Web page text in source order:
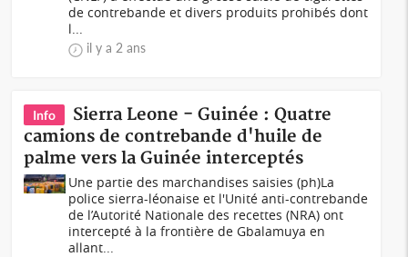
de contrebande et divers produits prohibés dont
l...
il y a 2 ans
Info
Sierra Leone - Guinée : Quatre
camions de contrebande d'huile de
palme vers la Guinée interceptés
Une partie des marchandises saisies (ph)La
police sierra-léonaise et l'Unité anti-contrebande
de l’Autorité Nationale des recettes (NRA) ont
intercepté à la frontière de Gbalamuya en
allant...